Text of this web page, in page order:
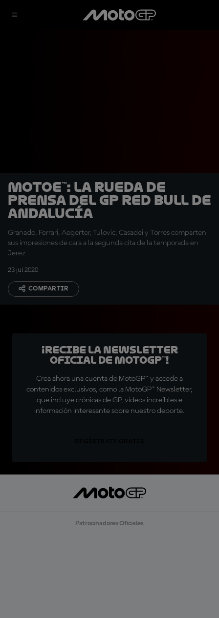
MotoE™: La rueda de
prensa del GP Red Bull de
Andalucía
Granado, Ferrari, Aegerter, Tulovic, Casadei y Torres comparten
sus impresiones de cara a la segunda cita de la temporada en
Jerez
23 jul 2020
COMPARTIR
¡Recibe la Newsletter
oficial de MotoGP™!
Crea ahora una cuenta de MotoGP™ y accede a
contenidos exclusivos, como la MotoGP™ Newsletter,
que incluye crónicas de GP, vídeos increíbles e
información interesante sobre nuestro deporte.
Patrocinadores Oficiales